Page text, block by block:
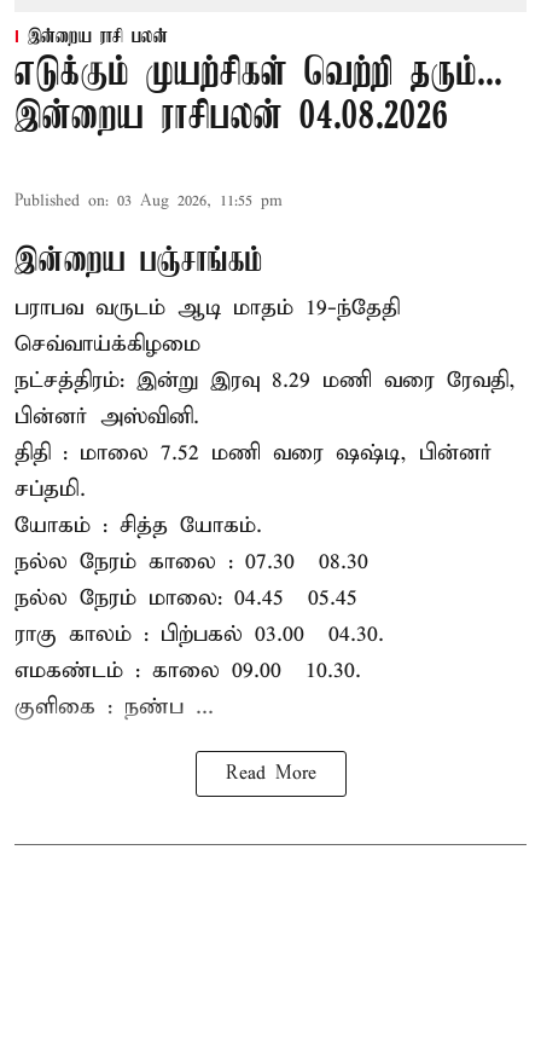
இன்றைய ராசி பலன்
எடுக்கும் முயற்சிகள் வெற்றி தரும்...
இன்றைய ராசிபலன் 04.08.2026
Published on: 03 Aug 2026, 11:55 pm
இன்றைய பஞ்சாங்கம்
பராபவ வருடம் ஆடி மாதம் 19-ந்தேதி
செவ்வாய்க்கிழமை
நட்சத்திரம்: இன்று இரவு 8.29 மணி வரை ரேவதி,
பின்னர் அஸ்வினி.
திதி : மாலை 7.52 மணி வரை ஷஷ்டி, பின்னர்
சப்தமி.
யோகம் : சித்த யோகம்.
நல்ல நேரம் காலை : 07.30 – 08.30
நல்ல நேரம் மாலை: 04.45 – 05.45
ராகு காலம் : பிற்பகல் 03.00 – 04.30.
எமகண்டம் : காலை 09.00 – 10.30.
குளிகை : நண்ப ...
Read More